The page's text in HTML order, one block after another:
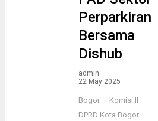
Perparkiran
Bersama
Dishub
admin
22 May 2025
Bogor — Komisi II
DPRD Kota Bogor